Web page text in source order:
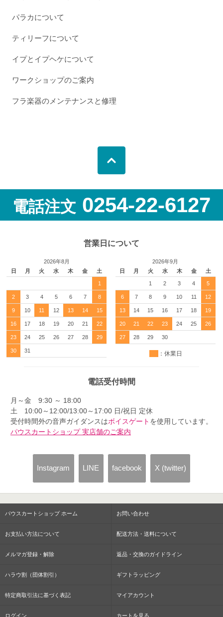
パラカについて
ティリーフについて
イプとイプヘケについて
ワークショップのご案内
フラ楽器のメンテナンスと修理
電話注文 0254-22-6127
営業日について
2026年8月
日
月 火 水 木 金 土
1
2 3 4 5 6 7 8
9 10 11 12 13 14 15
16 17 18 19 20 21 22
23 24 25 26 27 28 29
30 31
2026年9月
日
月 火 水 木 金 土
1 2 3 4 5
6 7 8 9 10 11 12
13 14 15 16 17 18 19
20 21 22 23 24 25 26
27 28 29 30
：休業日
電話受付時間
月～金 9:30 ～ 18:00
土 10:00～12:00/13:00～17:00 日/祝日 定休
受付時間外の音声ガイダンスはボイスゲート を使用しています。
パウスカートショップ 実店舗のご案内
Instagram LINE facebook X (twitter)
パウスカートショップ ホーム お問い合わせ
お支払い方法について 配送方法・送料について
メルマガ登録・解除 返品・交換のガイドライン
ハラウ割（団体割引） ギフトラッピング
特定商取引法に基づく表記 マイアカウント
ログイン カートを見る